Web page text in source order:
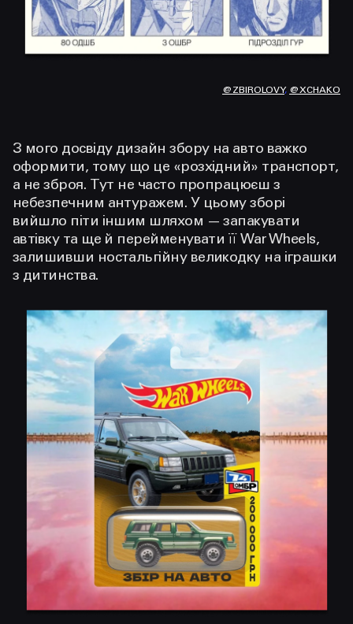
@ZBIROLOVY, @XCHAKO
З мого досвіду дизайн збору на авто важко
оформити, тому що це «розхідний» транспорт,
а не зброя. Тут не часто пропрацюєш з
небезпечним антуражем. У цьому зборі
вийшло піти іншим шляхом — запакувати
автівку та ще й перейменувати її War Wheels,
залишивши ностальгійну великодку на іграшки
з дитинства.